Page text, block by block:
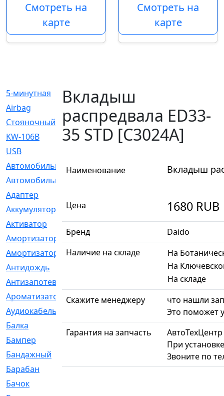
Смотреть на
карте
Смотреть на
карте
5-минутная
[1]
Airbag
[18]
Cтояночный
[1]
KW-106B
USB
Автомобильное
[6]
Автомобильный
Адаптер
[3]
Аккумулятор
Активатор
[1]
Амортизатор
[608]
Амортизаторы
[21]
Антидождь
Антизапотеватель
Ароматизатор
[35]
Аудиокабель
Балка
[58]
Бампер
Бандажный
Барабан
[5]
Бачок
Вкладыш
распредвала ED33-
35 STD [C3024A]
Наименование Вкладыш
Цена 1680 RUB
Бренд
Daido
Наличие на складе
На
На
На складе
Скажите менеджеру
что нашли
Это поможет
Гарантия на запчасть
При
Звоните по